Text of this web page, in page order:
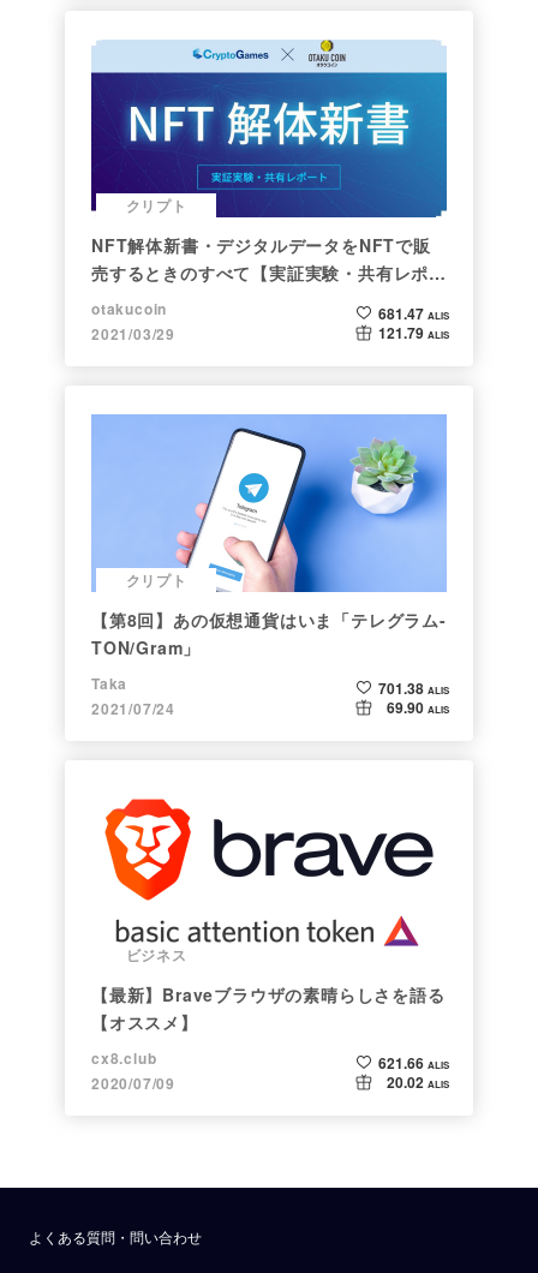
クリプト
NFT解体新書・デジタルデータをNFTで販
売するときのすべて【実証実験・共有レポー
ト】
otakucoin
2021/03/29
681.47 ALIS
121.79 ALIS
クリプト
【第8回】あの仮想通貨はいま「テレグラム-
TON/Gram」
Taka
2021/07/24
701.38 ALIS
69.90 ALIS
ビジネス
【最新】Braveブラウザの素晴らしさを語る
【オススメ】
cx8.club
2020/07/09
621.66 ALIS
20.02 ALIS
よくある質問・問い合わせ